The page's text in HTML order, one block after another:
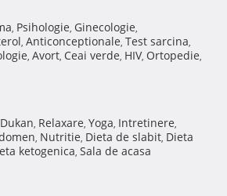
, Psihologie, Ginecologie,
, Anticonceptionale, Test sarcina,
, Avort, Ceai verde, HIV, Ortopedie,
, Relaxare, Yoga, Intretinere,
, Nutritie, Dieta de slabit, Dieta
ketogenica, Sala de acasa